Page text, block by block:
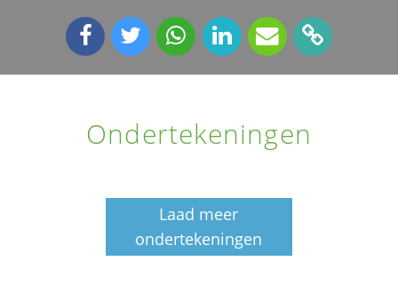
Ondertekeningen
Laad meer
ondertekeningen